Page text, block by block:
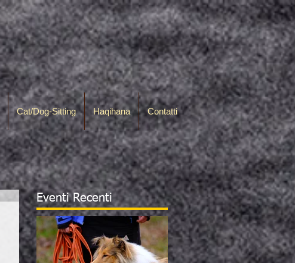
Cat/Dog-Sitting Haqihana Contatti
Eventi Recenti